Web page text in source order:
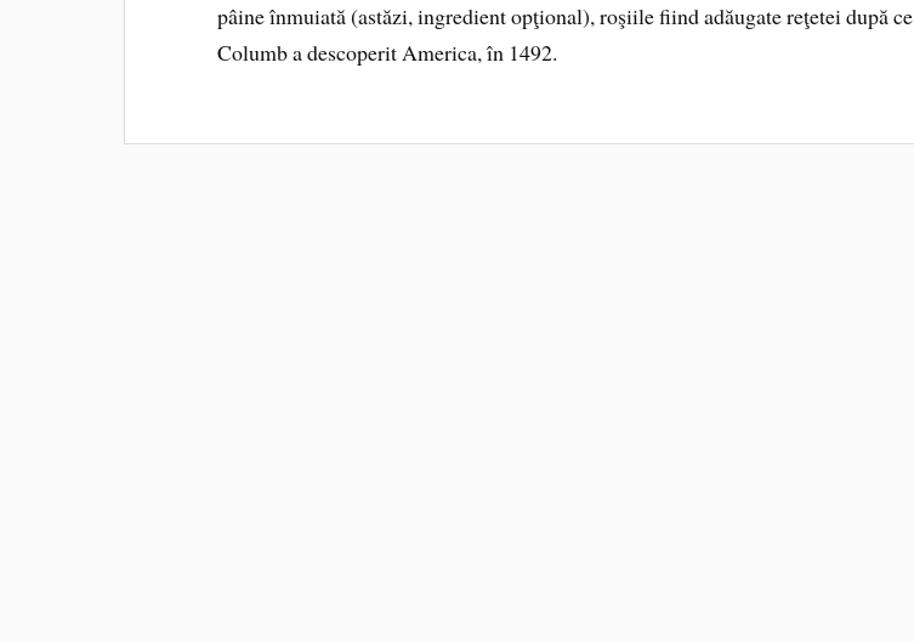
pâine înmuiată (astăzi, ingredient opţional), roşiile fiind adăugate reţetei după ce
Columb a descoperit America, în 1492.